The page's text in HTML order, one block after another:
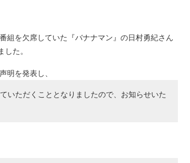
組を欠席していた『バナナマン』の日村勇紀さん
た。
明を発表し、
いただくこととなりましたので、お知らせいた